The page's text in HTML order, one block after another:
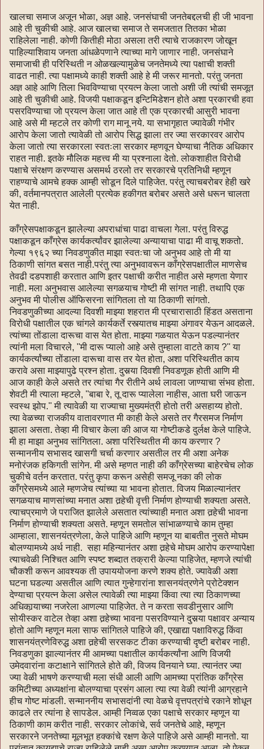
खालचा समाज अजून भोळा, अज्ञ आहे. जनसंघाची जनतेबद्दलची ही जी भावना
आहे ती चुकीची आहे. आज खालचा समाज ते समजतात तितका भोळा
राहिलेला नाही. कोणी कितीही मोठा असला तरी त्याचे राजकारण जोखून
पाहिल्याशिवाय जनता आंधळेपणाने त्याच्या मागे जाणार नाही. जनसंघाने
समाजाची ही परिस्थिती न ओळखल्यामुळेच जनतेमध्ये त्या पक्षाची शक्ती
वाढत नाही. त्या पक्षामध्ये काही शक्ती आहे हे मी जरूर मानतो. परंतु जनता
अज्ञ आहे आणि तिला भिवविण्याचा प्रयत्‍न केला जातो अशी जी त्यांची समजूत
आहे ती चुकीची आहे. विजयी पक्षाकडून इन्टिमिडेशन होते अशा प्रकारची हवा
पसरविण्याचा जो प्रयत्‍न केला जात आहे ती एक प्रकारची आसुरी भावना
आहे असे मी म्हटले तर कोणी राग मानू नये. या सभागृहात ज्यावेळी गंभीर
आरोप केला जातो त्यावेळी तो आरोप सिद्ध झाला तर ज्या सरकारवर आरोप
केला जातो त्या सरकारला स्वतःला सरकार म्हणवून घेण्याचा नैतिक अधिकार
राहत नाही. इतके मौलिक महत्त्व मी या प्रश्नाला देतो. लोकशाहीत विरोधी
पक्षाचे संरक्षण करण्यास असमर्थ ठरलो तर सरकारचे प्रतिनिधी म्हणून
राहण्याचे आमचे हक्क आम्ही सोडून दिले पाहिजेत. परंतु त्याचबरोबर हेही खरे
की, वर्तमानपत्रात आलेली प्रत्येक हकीगत बरोबर असते असे धरून चालता
येत नाही.
काँग्रेसपक्षाकडून झालेल्या अपराधांचा पाढा वाचला गेला. परंतु विरुद्ध
पक्षाकडून काँग्रेस कार्यकर्त्यांवर झालेल्या अन्यायाचा पाढा मी वाचू शकतो.
गेल्या १९६२ च्या निवडणुकीत माझा स्वतःचा जो अनुभव आहे तो मी या
ठिकाणी सांगत बसत नाही.परंतु त्या अनुभवावरून काँग्रेसपक्षातील माणसेच
तेवढी दडपशाही करतात आणि इतर पक्षाची करीत नाहीत असे म्हणता येणार
नाही. मला अनुभवास आलेल्या सगळयाच गोष्टी मी सांगत नाही. तथापि एक
अनुभव मी पोलीस ऑफिसरना सांगितला तो या ठिकाणी सांगतो.
निवडणुकीच्या आदल्या दिवशी माझ्या शहरात मी प्रचारासाठी हिंडत असताना
विरोधी पक्षातील एक चांगले कार्यकर्ते रस्त्यातच माझ्या अंगावर येऊन आदळले.
त्यांच्या तोंडाला दारूचा वास येत होता. माझ्या गळयात येऊन पडल्यानंतर
त्यांनी मला विचारले, ''मी दारू प्यालो आहे असे तुम्हाला वाटते काय ?'' या
कार्यकर्त्यांच्या तोंडाला दारूचा वास तर येत होता, अशा परिस्थितीत काय
करावे असा माझ्यापुढे प्रश्न होता. दुसर्‍या दिवशी निवडणूक होती आणि मी
आज काही केले असते तर त्यांचा गैर रीतीने अर्थ लावला जाण्याचा संभव होता.
शेवटी मी त्याला म्हटले, ''बाबा रे, तू दारू प्यालेला नाहीस, आता घरी जाऊन
स्वस्थ झोप.'' मी त्यावेळी या राज्याचा मुख्यमंत्री होतो तरी असहाय्य होतो.
त्या वेळच्या राजकीय वातावरणात मी काही केले असते तर गैरसमज निर्माण
झाला असता. तेव्हा मी विचार केला की आज या गोष्टीकडे दुर्लक्ष केले पाहिजे.
मी हा माझा अनुभव सांगितला. अशा परिस्थितीत मी काय करणार ?
सन्माननीय सभासद खासगी चर्चा करणार असतील तर मी अशा अनेक
मनोरंजक हकिगती सांगेन. मी असे म्हणत नाही की काँग्रेसच्या बाहेरचेच लोक
चुकीचे वर्तन करतात. परंतु कृपा करून असेही समजू नका की लोक
काँग्रेसमध्ये आले म्हणजेच त्यांच्या या भावना होतात. विजय मिळाल्यानंतर
सगळयाच माणसांच्या मनात अशा तर्‍हेची वृत्ती निर्माण होण्याची शक्यता असते.
त्याचप्रमाणे जे पराजित झालेले असतात त्यांच्याही मनात अशा तर्‍हेची भावना
निर्माण होण्याची शक्यता असते. म्हणून समतोल सांभाळण्याचे काम तुम्हा
आम्हाला, शासनयंत्रणेला, केले पाहिजे आणि म्हणून या बाबतीत नुसते मोघम
बोलण्यामध्ये अर्थ नाही. सहा महिन्यानंतर अशा तर्‍हेचे मोघम आरोप करण्यापेक्षा
त्याचवेळी निश्चित आणि स्पष्ट शब्दात तक्रारी केल्या पाहिजेत, म्हणजे त्यांची
चौकशी करून आवश्यक ती उपाययोजना करणे शक्य होते. ज्यावेळी अशा
घटना घडल्या असतील आणि त्यात गुन्हेगारांना शासनयंत्रणेने प्रोटेक्शन
देण्याचा प्रयत्‍न केला असेल त्यावेळी त्या माझ्या किंवा त्या त्या ठिकाणच्या
अधिकार्‍याच्या नजरेला आणल्या पाहिजेत. ते न करता सवडीनुसार आणि
सोयीस्कर वाटेल तेव्हा अशा तर्‍हेच्या भावना पसरविण्याने दुसर्‍या पक्षावर अन्याय
होतो आणि म्हणून मला साफ सांगितले पाहिजे की, एखाद्या पक्षाविरुद्ध किंवा
शासनयंत्रणेविरुद्ध अशा तर्‍हेची सरसकट टीका करण्याची दृष्टी बरोबर नाही.
निवडणुका झाल्यानंतर मी आमच्या पक्षातील कार्यकर्त्यांना आणि विजयी
उमेदवारांना कटाक्षाने सांगितले होते की, विजय विनयाने घ्या. त्यानंतर ज्या
ज्या वेळी भाषणे करण्याची मला संधी आली आणि आमच्या प्रांतिक काँग्रेस
कमिटीच्या अध्यक्षांना बोलण्याचा प्रसंग आला त्या त्या वेळी त्यांनी आग्रहाने
हीच गोष्ट मांडली. सन्माननीय सभासदांनी त्या वेळचे वृत्तपत्रांचे रकाने शोधून
काढले तर त्यांना हे सापडेल. आम्ही निव्वळ एका पक्षाचे सरकार म्हणून या
ठिकाणी काम करीत नाही. सरकार लोकांचे, सर्व जनतेचे आहे, म्हणून
सरकारने जनतेच्या मूलभूत हक्कांचे रक्षण केले पाहिजे असे आम्ही मानतो. या